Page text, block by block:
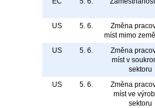
US 5. 6.
Změna
míst mimo
US
5. 6.
Změna
míst v
sektoru
US
5. 6.
Změna
míst ve
sektoru